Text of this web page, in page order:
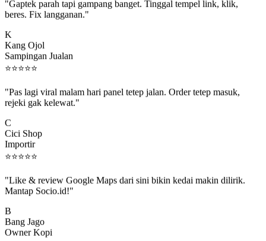
beres. Fix langganan."
Kang Ojol
Sampingan Jualan
⭐⭐⭐⭐⭐
rejeki gak kelewat."
Cici Shop
Importir
⭐⭐⭐⭐⭐
Mantap Socio.id!"
Bang Jago
Owner Kopi
⭐⭐⭐⭐ ⭐